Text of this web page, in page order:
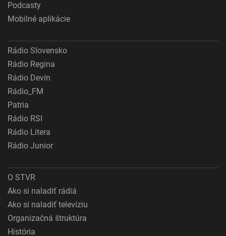
Podcasty
Mobilné aplikácie
Rádio Slovensko
Rádio Regina
Rádio Devín
Rádio_FM
Patria
Rádio RSI
Rádio Litera
Rádio Junior
O STVR
Ako si naladiť rádiá
Ako si naladiť televíziu
Organizačná štruktúra
História